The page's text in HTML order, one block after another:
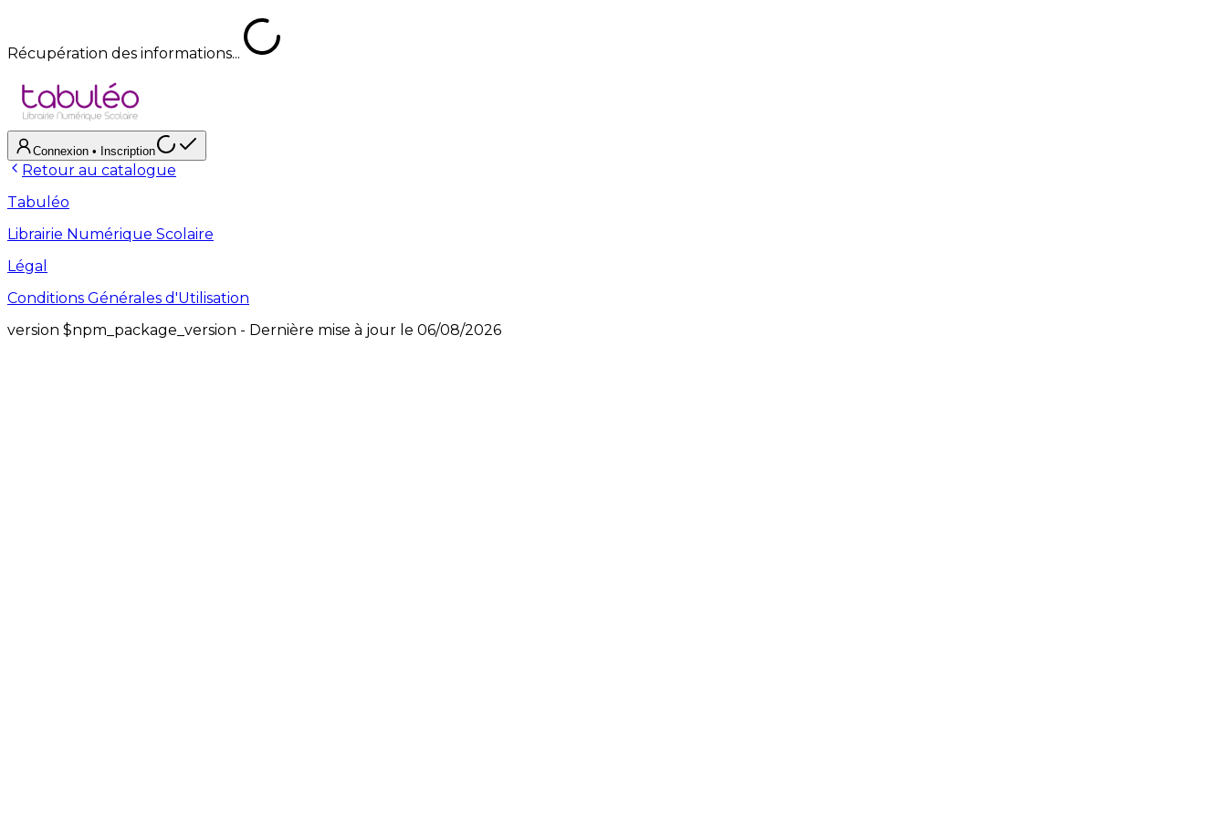
Récupération des informations...
Connexion • Inscription
Retour au catalogue
Tabuléo
Librairie Numérique Scolaire
Légal
Conditions Générales d'Utilisation
version $npm_package_version - Dernière mise à jour le 06/08/2026